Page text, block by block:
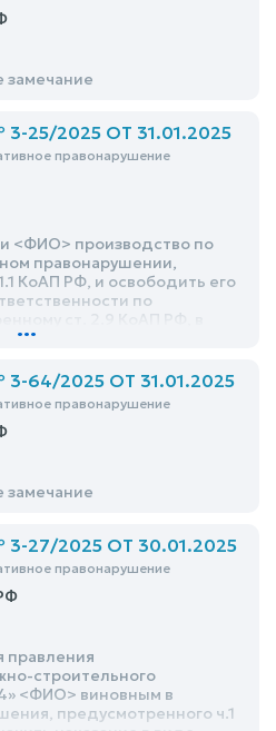
замечание
25/2025 ОТ 31.01.2025
правонарушение
<ФИО> производство по
правонарушении,
КоАП РФ, и освободить его
по
ст. 2.9 КоАП РФ, в
совершенного
...
64/2025 ОТ 31.01.2025
правонарушение
замечание
27/2025 ОТ 30.01.2025
правонарушение
правления
строительного
<ФИО> виновным в
предусмотренного ч.1